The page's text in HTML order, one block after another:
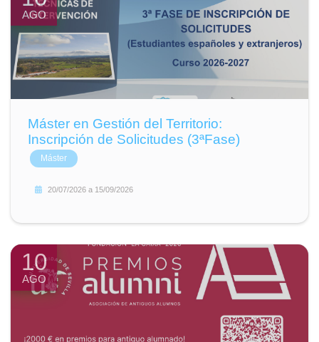
AGO
Máster en Gestión del Territorio:
Inscripción de Solicitudes (3ªFase)
Máster
20/07/2026 a 15/09/2026
10
AGO